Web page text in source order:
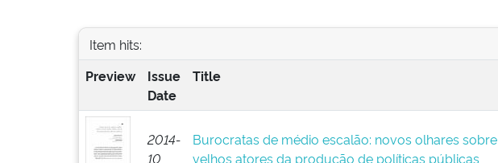
Item hits:
Preview
Issue
Date
Title
2014-
10
Burocratas de médio escalão: novos olhares sobre
velhos atores da produção de políticas públicas